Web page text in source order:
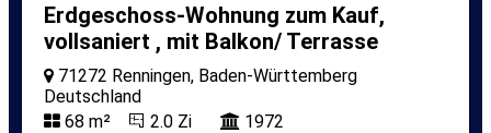
Erdgeschoss-Wohnung zum Kauf,
vollsaniert , mit Balkon/ Terrasse
71272 Renningen, Baden-Württemberg
Deutschland
68 m²
2.0 Zi 1972